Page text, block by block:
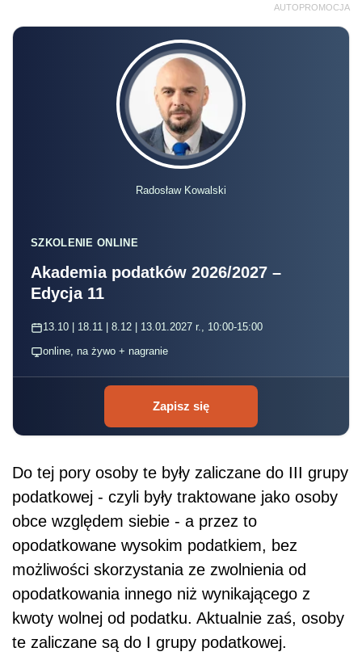
AUTOPROMOCJA
Radosław Kowalski
SZKOLENIE ONLINE
Akademia podatków 2026/2027 –
Edycja 11
13.10 | 18.11 | 8.12 | 13.01.2027 r., 10:00-15:00
online, na żywo + nagranie
Zapisz się
Do tej pory osoby te były zaliczane do III grupy
podatkowej - czyli były traktowane jako osoby
obce względem siebie - a przez to
opodatkowane wysokim podatkiem, bez
możliwości skorzystania ze zwolnienia od
opodatkowania innego niż wynikającego z
kwoty wolnej od podatku. Aktualnie zaś, osoby
te zaliczane są do I grupy podatkowej.